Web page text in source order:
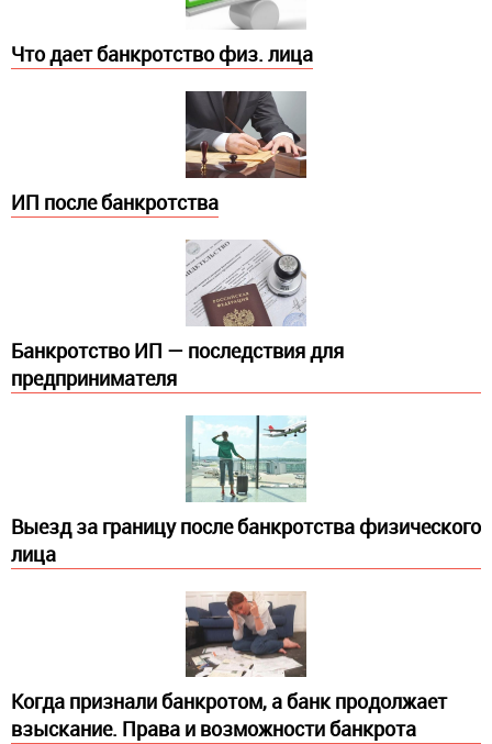
Что дает банкротство физ. лица
ИП после банкротства
Банкротство ИП — последствия для
предпринимателя
Выезд за границу после банкротства физического
лица
Когда признали банкротом, а банк продолжает
взыскание. Права и возможности банкрота